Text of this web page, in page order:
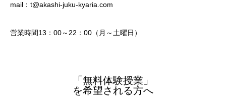
mail：t@akashi-juku-kyaria.com
営業時間13：00～22：00（月～土曜日）
「無料体験授業」
を希望される方へ